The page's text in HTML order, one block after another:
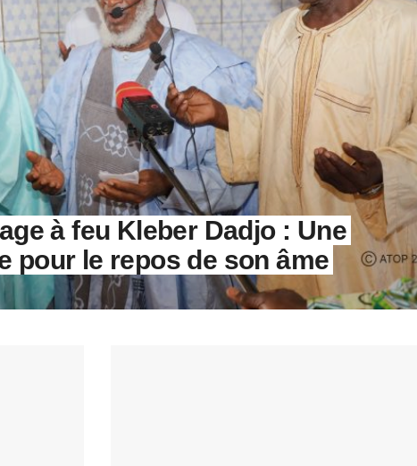
à feu Kleber Dadjo : Une
pour le repos de son âme